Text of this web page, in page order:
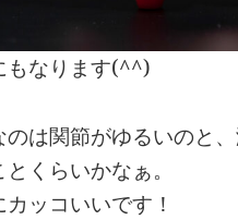
もなります(^^)
のは関節がゆるいのと
くらいかなぁ。
ッコいいです！